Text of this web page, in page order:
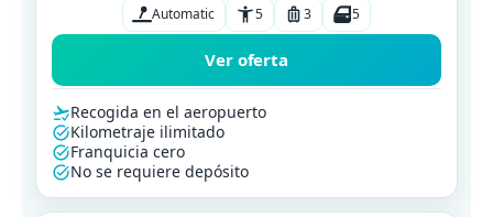
Automatic 5 3 5
Ver oferta
Recogida en el aeropuerto
Kilometraje ilimitado
Franquicia cero
No se requiere depósito